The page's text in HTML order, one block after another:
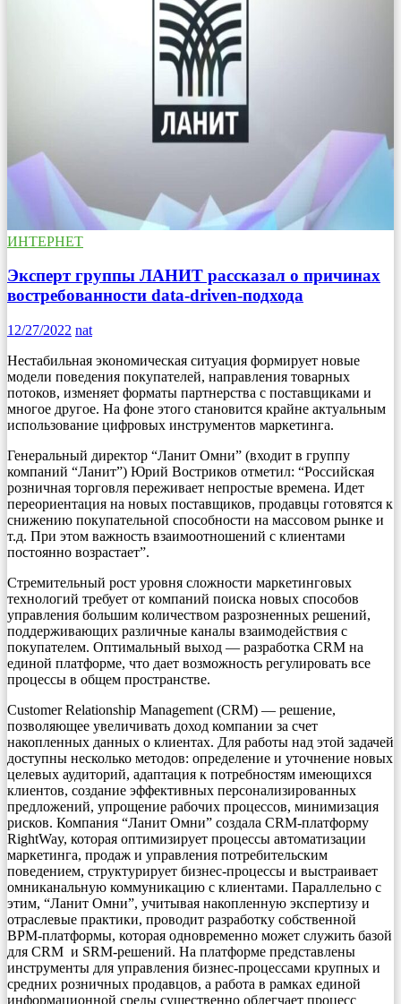
ИНТЕРНЕТ
Эксперт группы ЛАНИТ рассказал о причинах
востребованности data-driven-подхода
12/27/2022 nat
Нестабильная экономическая ситуация формирует новые
модели поведения покупателей, направления товарных
потоков, изменяет форматы партнерства с поставщиками и
многое другое. На фоне этого становится крайне актуальным
использование цифровых инструментов маркетинга.
Генеральный директор “Ланит Омни” (входит в группу
компаний “Ланит”) Юрий Востриков отметил: “Российская
розничная торговля переживает непростые времена. Идет
переориентация на новых поставщиков, продавцы готовятся к
снижению покупательной способности на массовом рынке и
т.д. При этом важность взаимоотношений с клиентами
постоянно возрастает”.
Стремительный рост уровня сложности маркетинговых
технологий требует от компаний поиска новых способов
управления большим количеством разрозненных решений,
поддерживающих различные каналы взаимодействия с
покупателем. Оптимальный выход — разработка CRM на
единой платформе, что дает возможность регулировать все
процессы в общем пространстве.
Customer Relationship Management (CRM) — решение,
позволяющее увеличивать доход компании за счет
накопленных данных о клиентах. Для работы над этой задачей
доступны несколько методов: определение и уточнение новых
целевых аудиторий, адаптация к потребностям имеющихся
клиентов, создание эффективных персонализированных
предложений, упрощение рабочих процессов, минимизация
рисков. Компания “Ланит Омни” создала CRM-платформу
RightWay, которая оптимизирует процессы автоматизации
маркетинга, продаж и управления потребительским
поведением, структурирует бизнес-процессы и выстраивает
омниканальную коммуникацию с клиентами. Параллельно с
этим, “Ланит Омни”, учитывая накопленную экспертизу и
отраслевые практики, проводит разработку собственной
BPM-платформы, которая одновременно может служить базой
для CRM и SRM-решений. На платформе представлены
инструменты для управления бизнес-процессами крупных и
средних розничных продавцов, а работа в рамках единой
информационной среды существенно облегчает процесс